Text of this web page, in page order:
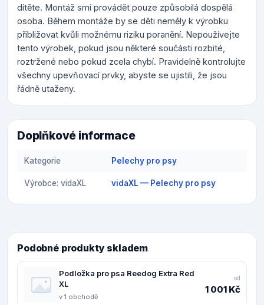
dítěte. Montáž smí provádět pouze způsobilá dospělá
osoba. Během montáže by se děti neměly k výrobku
přibližovat kvůli možnému riziku poranění. Nepoužívejte
tento výrobek, pokud jsou některé součásti rozbité,
roztržené nebo pokud zcela chybí. Pravidelně kontrolujte
všechny upevňovací prvky, abyste se ujistili, že jsou
řádně utaženy.
Doplňkové informace
Kategorie Pelechy pro psy
Výrobce: vidaXL vidaXL — Pelechy pro psy
Podobné produkty skladem
Podložka pro psa Reedog Extra Red
XL
v 1 obchodě
od
1 001 Kč